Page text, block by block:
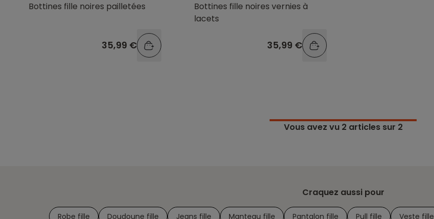
Bottines fille noires pailletées
35,99 €
Bottines fille noires vernies à
lacets
35,99 €
Vous avez vu 2 articles sur 2
Craquez aussi pour
Robe fille Doudoune fille Jeans fille Manteau fille Pantalon fille Pull fille Veste fille